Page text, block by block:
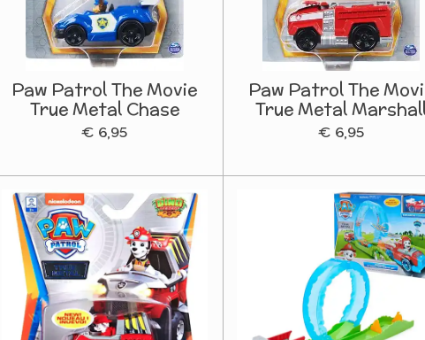
Paw Patrol The Movie
True Metal Chase
€ 6,95
Paw Patrol The
True Metal
€ 6,95